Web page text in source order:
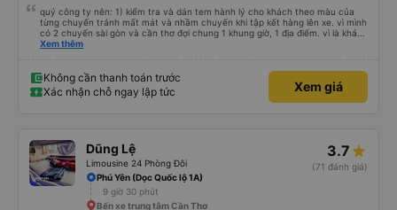
quý công ty nên: 1) kiểm tra và dán tem hành lý cho khách theo màu của
từng chuyến tránh mất mát và nhầm chuyến khi tập kết hàng lên xe. vì mình
có 2 chuyến sài gòn và cần thơ đợi chung 1 khung giờ, 1 địa điểm. vì là khách
thân thiết của quý công ty nên rất hài lòng và tin tưởng. tuy nhiên rất mong
thì chắc chắn quy công ty là nhà xe được yêu thích và lựa chọn số 1 quy
nhơn. rất cảm ơn quý anh chị em cty cũng như chị Thảo đã lắng nghe và
tiếp nhận. " khách hàng thân thiết nhiều năm của nhà xe từ thời sinh viên"
Xem thêm
Không cần thanh toán trước
Xác nhận chỗ ngay lập tức
Xem giá
Dũng Lệ
Limousine 24 Phòng Đôi
3.7
(71 đánh giá)
Phú Yên (Dọc Quốc lộ 1A)
9 giờ 30 phút
Bến xe trung tâm Cần Thơ